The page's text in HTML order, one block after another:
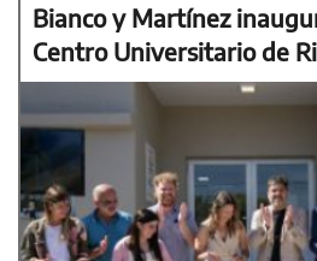
Bianco y Martínez
Centro Universitario de